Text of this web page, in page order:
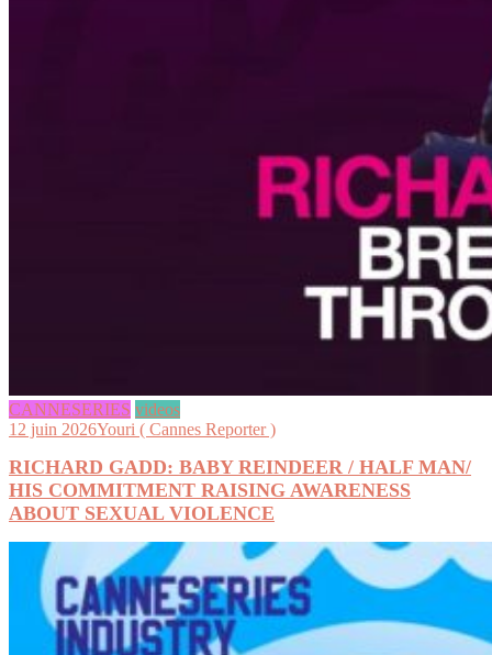
CANNESERIES videos
12 juin 2026Youri ( Cannes Reporter )
RICHARD GADD: BABY REINDEER / HALF MAN/
HIS COMMITMENT RAISING AWARENESS
ABOUT SEXUAL VIOLENCE